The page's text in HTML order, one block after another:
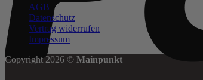
AGB
Datenschutz
Vertrag widerrufen
Impressum
Copyright 2026 © Mainpunkt